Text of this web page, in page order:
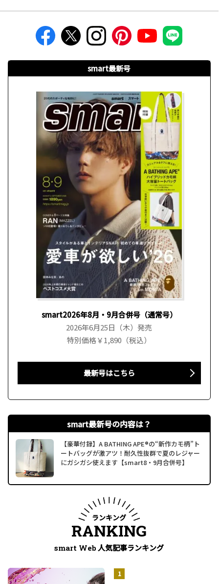
smart最新号
smart2026年8月・9月合併号（通常号）
2026年6月25日（木）発売
特別価格￥1,890（税込）
最新号はこちら
smart最新号の内容は？
【豪華付録】A BATHING APE®の“新作カモ柄”ト
ートバッグが激アツ！耐久性抜群で夏のレジャー
にガシガシ使えます【smart8・9月合併号】
ランキング
RANKING
smart Web 人気記事ランキング